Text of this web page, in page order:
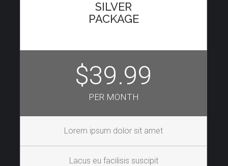
SILVER
PACKAGE
$39.99
PER MONTH
Lorem ipsum dolor sit amet
Lacus eu facilisis suscipit